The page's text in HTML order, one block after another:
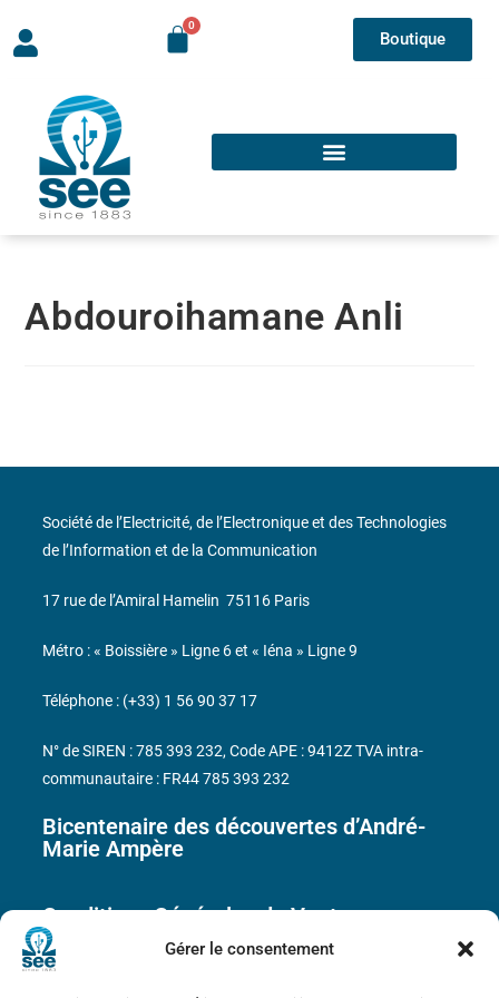
Gérer le consentement
Boutique
Abdouroihamane Anli
Bicentenaire des découvertes d’André-
Marie Ampère
Conditions Générales de Vente
Société de l’Electricité, de l’Electronique et des Technologies
de l’Information et de la Communication
17 rue de l’Amiral Hamelin 75116 Paris
Métro : « Boissière » Ligne 6 et « Iéna » Ligne 9
Téléphone : (+33) 1 56 90 37 17
N° de SIREN : 785 393 232, Code APE : 9412Z TVA intra-
communautaire : FR44 785 393 232